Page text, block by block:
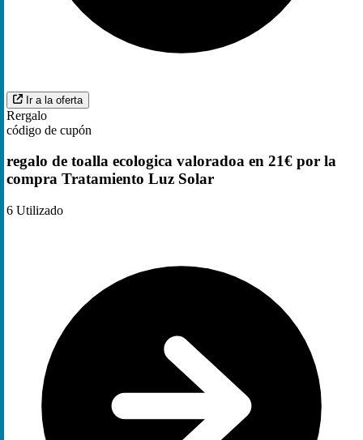
Ir a la oferta
Rergalo
código de cupón
regalo de toalla ecologica valoradoa en 21€ por la
compra Tratamiento Luz Solar
6 Utilizado